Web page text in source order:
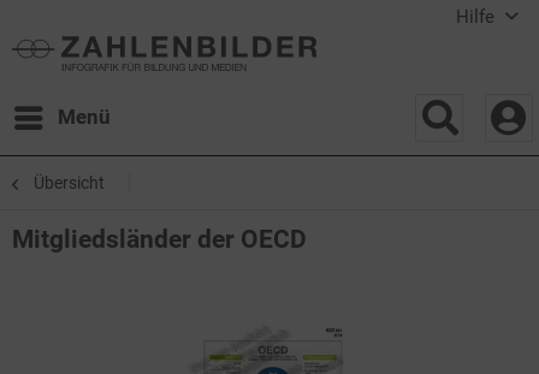
Hilfe
Menü
Übersicht
Mitgliedsländer der OECD